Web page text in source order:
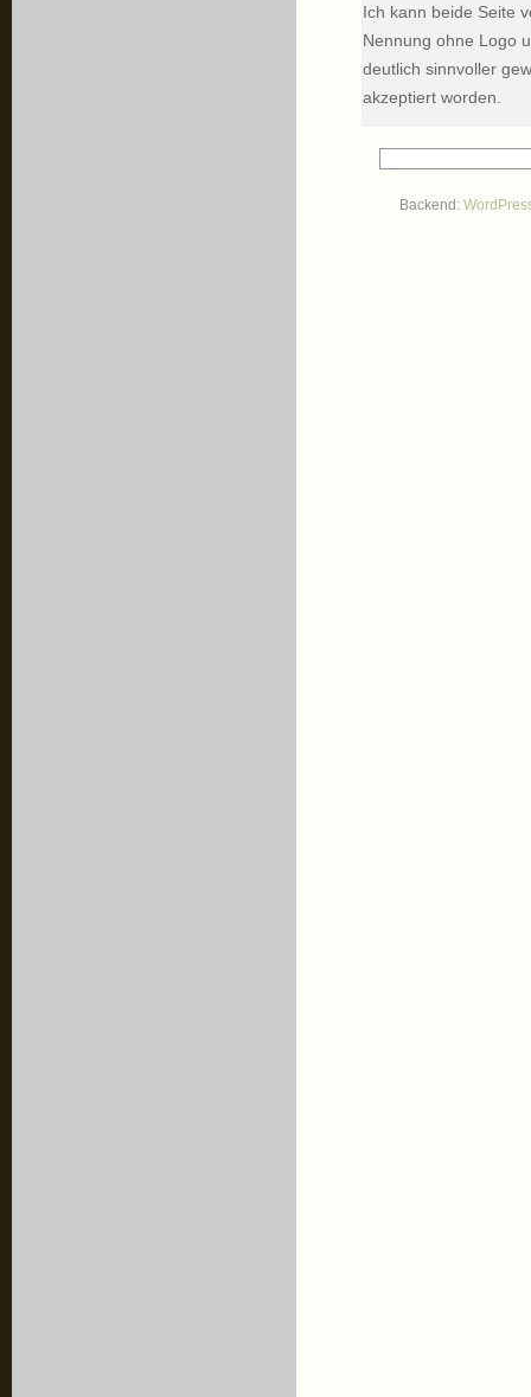
Ich kann beide Seite
Nennung ohne Logo
deutlich sinnvoller
akzeptiert worden.
Backend: